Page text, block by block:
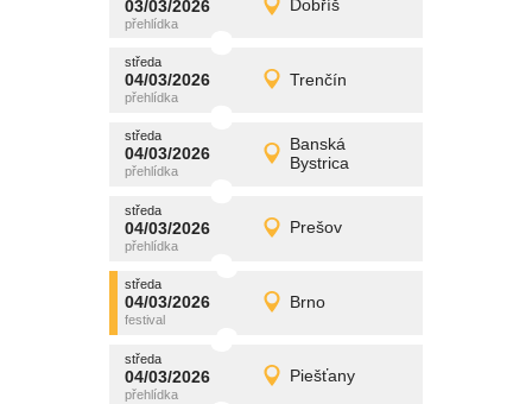
03/03/2026 Dobříš
úterý
03/03/2026 Detail
středa
04/03/2026 Trenčín
středa
04/03/2026 Detail
promítání
středa
04/03/2026
Banská
Bystrica
středa
04/03/2026 Detail
promítání
středa
04/03/2026 Prešov
středa
04/03/2026 Detail
promítání
středa
04/03/2026 Brno
středa
04/03/2026 Detail
promítání
středa
04/03/2026 Piešťany
středa
04/03/2026 Detail
promítání